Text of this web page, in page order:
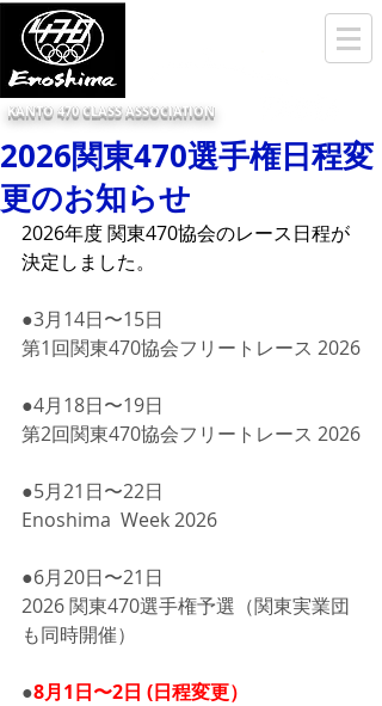
KANTO 470 CLASS ASSOCIATION
2026関東470選手権日程変
更のお知らせ
2026年度 関東470協会のレース日程が
決定しました。
●3月14日〜15日
第1回関東470協会フリートレース 2026
●4月18日〜19日
第2回関東470協会フリートレース 2026
●5月21日〜22日
Enoshima  Week 2026
●6月20日〜21日
2026 関東470選手権予選（関東実業団
も同時開催）
●8月1日〜2日 (日程変更）